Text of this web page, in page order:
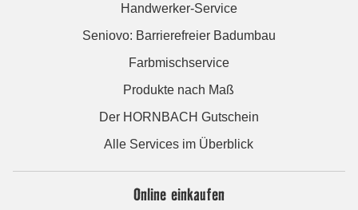
Handwerker-Service
Seniovo: Barrierefreier Badumbau
Farbmischservice
Produkte nach Maß
Der HORNBACH Gutschein
Alle Services im Überblick
Online einkaufen